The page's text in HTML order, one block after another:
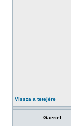
Vissza a tetejére
Gaeriel